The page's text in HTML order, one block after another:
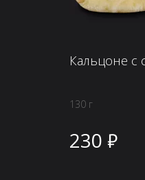
Кальцоне с
130 г
230 ₽